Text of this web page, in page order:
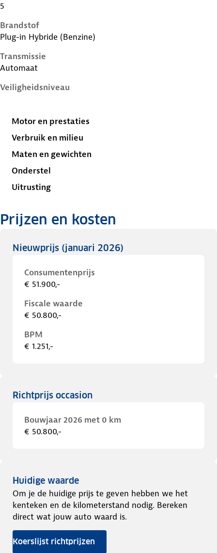
5
Brandstof
Plug-in Hybride (Benzine)
Transmissie
Automaat
Veiligheidsniveau
Motor en prestaties
Verbruik en milieu
Maten en gewichten
Onderstel
Uitrusting
Prijzen en kosten
Nieuwprijs (januari 2026)
Consumentenprijs
€ 51.900,-
Fiscale waarde
€ 50.800,-
BPM
€ 1.251,-
Richtprijs occasion
Bouwjaar 2026 met 0 km
€ 50.800,-
Huidige waarde
Om je de huidige prijs te geven hebben we het
kenteken en de kilometerstand nodig. Bereken
direct wat jouw auto waard is.
Koerslijst richtprijzen